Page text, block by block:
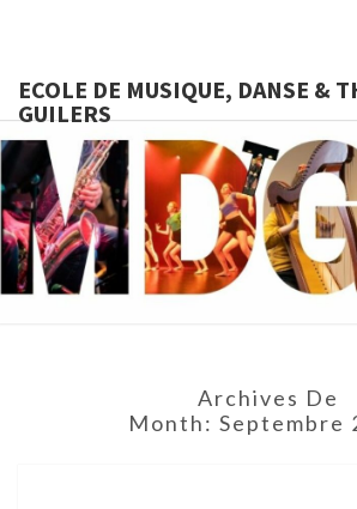
ECOLE DE MUSIQUE, DANSE &
GUILERS
Ecole
Cours
Archives De
Month: Septembre